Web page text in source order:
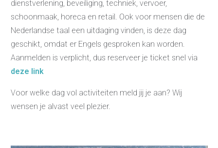
Vacatures
Laatste nieuws
Locaties
Vacatures
Nieuws
Contact
Klanten aan het
woord
Klanten aan het woord
dienstverlening, beveiliging, techniek, vervoer,
schoonmaak, horeca en retail. Ook voor mensen die de
Nederlandse taal een uitdaging vinden, is deze dag
geschikt, omdat er Engels gesproken kan worden.
Aanmelden is verplicht, dus reserveer je ticket snel via
deze link
Voor welke dag vol activiteiten meld jij je aan? Wij
wensen je alvast veel plezier.